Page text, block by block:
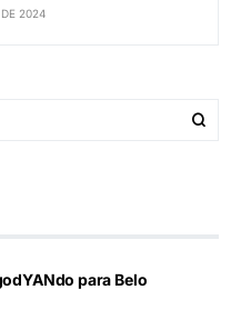
2024
para Belo